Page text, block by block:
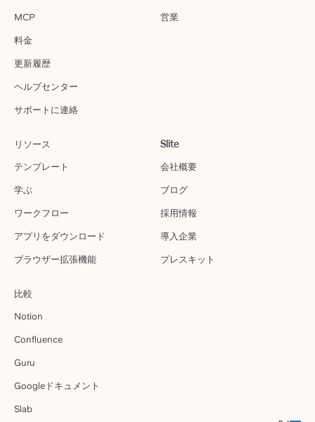
MCP
料金
更新履歴
ヘルプセンター
サポートに連絡
営業
リソース
テンプレート
学ぶ
ワークフロー
アプリをダウンロード
ブラウザー拡張機能
Slite
会社概要
ブログ
採用情報
導入企業
プレスキット
比較
Notion
Confluence
Guru
Googleドキュメント
Slab